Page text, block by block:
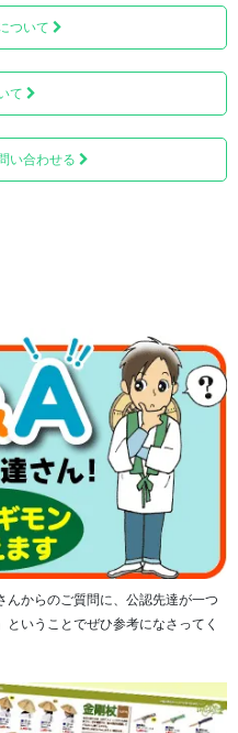
ついて
て
い合わせる
からのご質問に、公認先達が一つ
いうことでぜひ参考になさってく